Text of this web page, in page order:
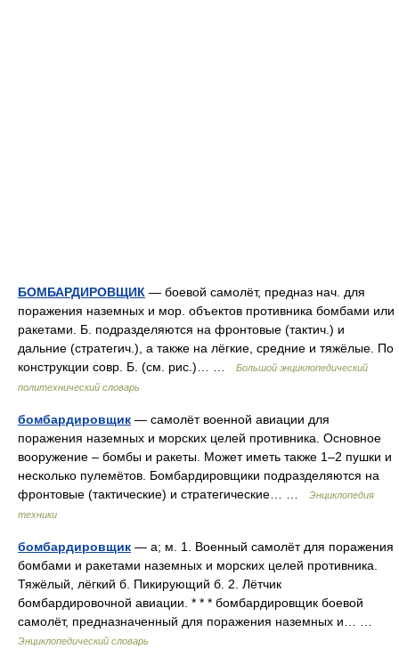
БОМБАРДИРОВЩИК — боевой самолёт, предназ нач. для
поражения наземных и мор. объектов противника бомбами или
ракетами. Б. подразделяются на фронтовые (тактич.) и
дальние (стратегич.), а также на лёгкие, средние и тяжёлые. По
конструкции совр. Б. (см. рис.)… …
Большой энциклопедический
политехнический словарь
бомбардировщик — самолёт военной авиации для
поражения наземных и морских целей противника. Основное
вооружение – бомбы и ракеты. Может иметь также 1–2 пушки и
несколько пулемётов. Бомбардировщики подразделяются на
фронтовые (тактические) и стратегические… …
Энциклопедия
техники
бомбардировщик — а; м. 1. Военный самолёт для поражения
бомбами и ракетами наземных и морских целей противника.
Тяжёлый, лёгкий б. Пикирующий б. 2. Лётчик
бомбардировочной авиации. * * * бомбардировщик боевой
самолёт, предназначенный для поражения наземных и… …
Энциклопедический словарь